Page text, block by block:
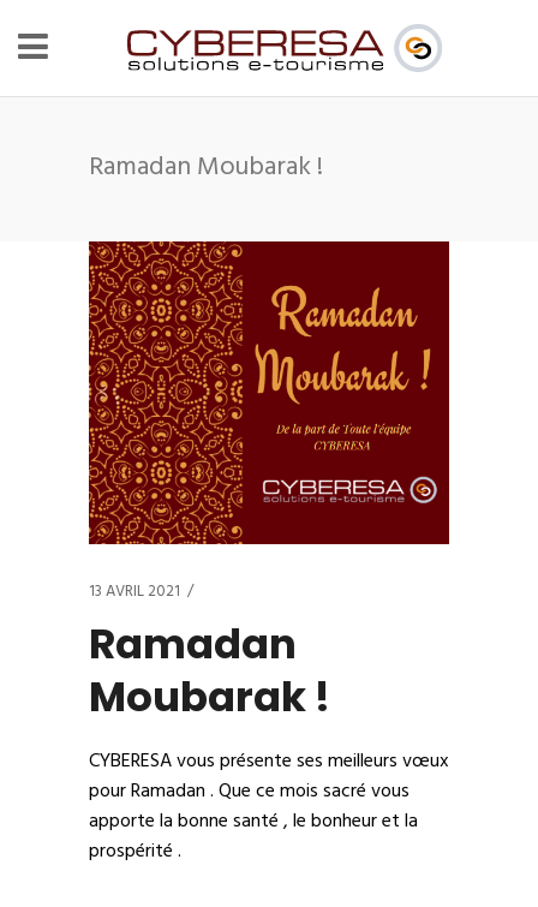
Ramadan Moubarak !
13 AVRIL 2021
Ramadan
Moubarak !
CYBERESA vous présente ses meilleurs vœux
pour Ramadan . Que ce mois sacré vous
apporte la bonne santé , le bonheur et la
prospérité .